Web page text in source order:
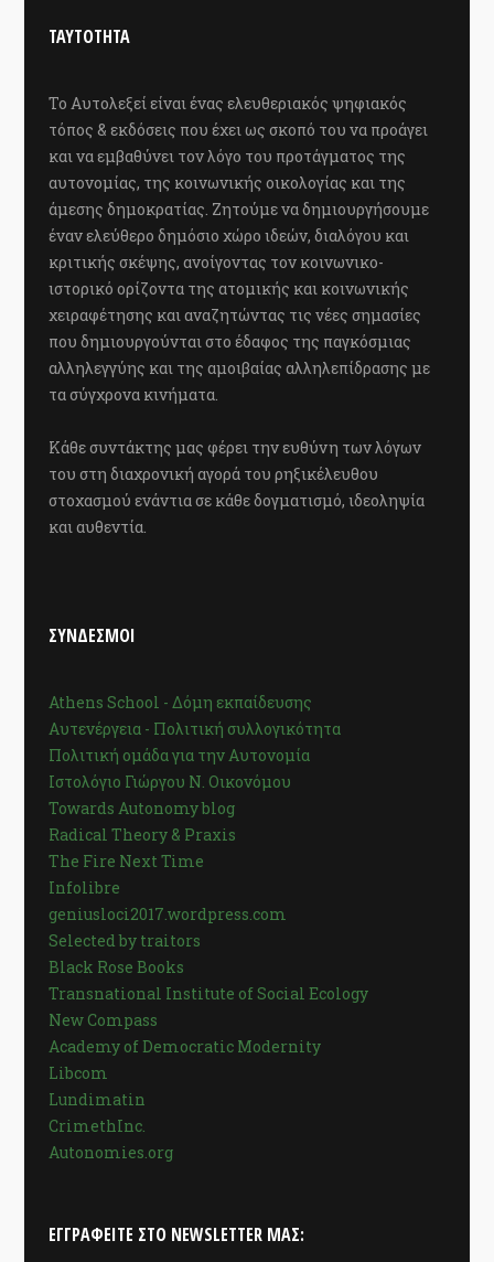
ΤΑΥΤΟΤΗΤΑ
Το Αυτολεξεί είναι ένας ελευθεριακός ψηφιακός
τόπος & εκδόσεις που έχει ως σκοπό του να προάγει
και να εμβαθύνει τον λόγο του προτάγματος της
αυτονομίας, της κοινωνικής οικολογίας και της
άμεσης δημοκρατίας. Ζητούμε να δημιουργήσουμε
έναν ελεύθερο δημόσιο χώρο ιδεών, διαλόγου και
κριτικής σκέψης, ανοίγοντας τον κοινωνικο-
ιστορικό ορίζοντα της ατομικής και κοινωνικής
χειραφέτησης και αναζητώντας τις νέες σημασίες
που δημιουργούνται στο έδαφος της παγκόσμιας
αλληλεγγύης και της αμοιβαίας αλληλεπίδρασης με
τα σύγχρονα κινήματα.
Κάθε συντάκτης μας φέρει την ευθύνη των λόγων
του στη διαχρονική αγορά του ρηξικέλευθου
στοχασμού ενάντια σε κάθε δογματισμό, ιδεοληψία
και αυθεντία.
ΣΥΝΔΕΣΜΟΙ
Athens School - Δόμη εκπαίδευσης
Αυτενέργεια - Πολιτική συλλογικότητα
Πολιτική ομάδα για την Αυτονομία
Ιστολόγιο Γιώργου Ν. Οικονόμου
Towards Autonomy blog
Radical Theory & Praxis
The Fire Next Time
Infolibre
geniusloci2017.wordpress.com
Selected by traitors
Black Rose Books
Transnational Institute of Social Ecology
New Compass
Academy of Democratic Modernity
Libcom
Lundimatin
CrimethInc.
Autonomies.org
ΕΓΓΡΑΦΕΊΤΕ ΣΤΟ NEWSLETTER ΜΑΣ: